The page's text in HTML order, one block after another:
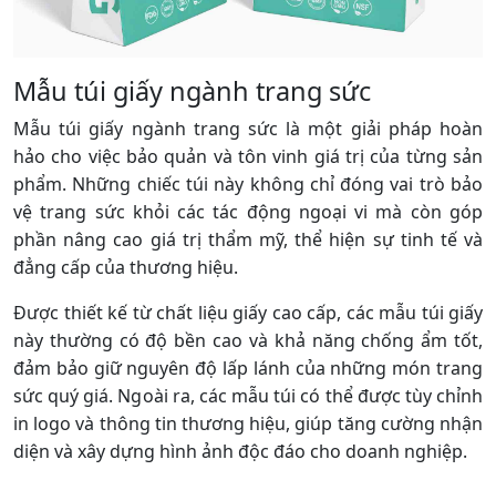
Mẫu túi giấy ngành trang sức
Mẫu túi giấy ngành trang sức là một giải pháp hoàn
hảo cho việc bảo quản và tôn vinh giá trị của từng sản
phẩm. Những chiếc túi này không chỉ đóng vai trò bảo
vệ trang sức khỏi các tác động ngoại vi mà còn góp
phần nâng cao giá trị thẩm mỹ, thể hiện sự tinh tế và
đẳng cấp của thương hiệu.
Được thiết kế từ chất liệu giấy cao cấp, các mẫu túi giấy
này thường có độ bền cao và khả năng chống ẩm tốt,
đảm bảo giữ nguyên độ lấp lánh của những món trang
sức quý giá. Ngoài ra, các mẫu túi có thể được tùy chỉnh
in logo và thông tin thương hiệu, giúp tăng cường nhận
diện và xây dựng hình ảnh độc đáo cho doanh nghiệp.